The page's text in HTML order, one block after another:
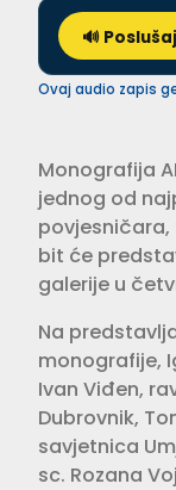
🔊
Ovaj audio zapis
Monografija
jednog od
bit će
galerije u
Na
monografije,
Ivan Viđen,
Dubrovnik,
savjetnica
sc. Rozana